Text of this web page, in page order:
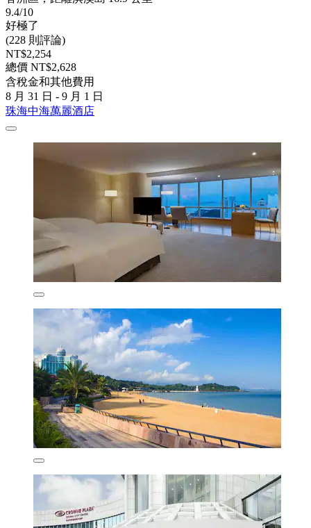
9.4/10
好極了
(228 則評論)
NT$2,254
總價 NT$2,628
含稅金和其他費用
8 月 31 日 - 9 月 1 日
珠海中海萬麗酒店